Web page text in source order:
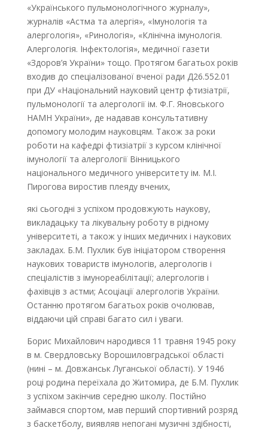
«Українського пульмонологічного журналу»,
журналів «Астма та алергія», «Імунологія та
алергологія», «Ринологія», «Клінічна імунологія.
Алергологія. Інфектологія», медичної газети
«Здоров’я України» тощо. Протягом багатьох років
входив до спеціалізованої вченої ради Д26.552.01
при ДУ «Національний науковий центр фтизіатрії,
пульмонології та алергології ім. Ф.Г. Яновського
НАМН України», де надавав консультативну
допомогу молодим науковцям. Також за роки
роботи на кафедрі фтизіатрії з курсом клінічної
імунології та алергології Вінницького
національного медичного університету ім. М.І.
Пирогова виростив плеяду вчених,
які сьогодні з успіхом продовжують наукову,
викладацьку та лікувальну роботу в рідному
університеті, а також у інших медичних і наукових
закладах. Б.М. Пухлик був ініціатором створення
наукових товариств імунологів, алергологів і
спеціалістів з імуно­реабілітації; алергологів і
фахівців з астми; Асоціації алергологів України.
Останню протягом багатьох років очолював,
віддаючи цій справі багато сил і уваги.
Борис Михайлович народився 11 травня 1945 року
в м. Свердловську Ворошиловградської області
(нині – м. Довжанськ Луганської області). У 1946
році родина переїхала до Житомира, де Б.М. Пухлик
з успіхом закінчив середню школу. Постійно
займався спортом, мав перший спортивний розряд
з баскетболу, виявляв непогані музичні здібності,